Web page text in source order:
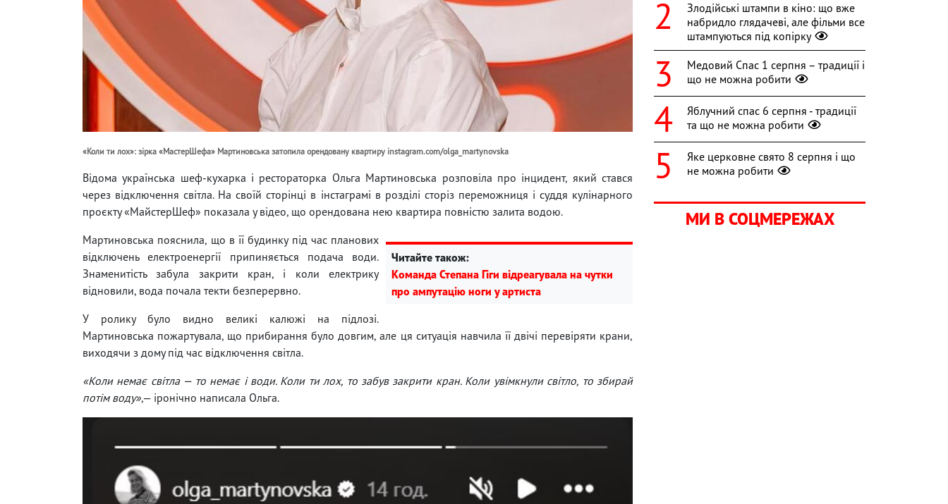
«Коли ти лох»: зірка «МастерШефа» Мартиновська затопила орендовану квартиру instagram.com/olga_martynovska
Відома українська шеф-кухарка і рестораторка Ольга Мартиновська розповіла про інцидент, який стався
через відключення світла. На своїй сторінці в інстаграмі в розділі сторіз переможниця і суддя кулінарного
проєкту «МайстерШеф» показала у відео, що орендована нею квартира повністю залита водою.
Читайте також:
Команда Степана Гіги відреагувала на чутки
про ампутацію ноги у артиста
Мартиновська пояснила, що в її будинку під час планових
відключень електроенергії припиняється подача води.
Знаменитість забула закрити кран, і коли електрику
відновили, вода почала текти безперервно.
У ролику було видно великі калюжі на підлозі.
Мартиновська пожартувала, що прибирання було довгим, але ця ситуація навчила її двічі перевіряти крани,
виходячи з дому під час відключення світла.
«Коли немає світла — то немає і води. Коли ти лох, то забув закрити кран. Коли увімкнули світло, то збирай
потім воду»,— іронічно написала Ольга.
Злодійські штампи в кіно: що вже
набридло глядачеві, але фільми все
штампуються під копірку
Медовий Спас 1 серпня – традиції і
що не можна робити
Яблучний спас 6 серпня - традиції
та що не можна робити
Яке церковне свято 8 серпня і що
не можна робити
МИ В СОЦМЕРЕЖАХ